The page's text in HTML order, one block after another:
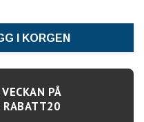
I KORGEN
PÅ
RABATT20